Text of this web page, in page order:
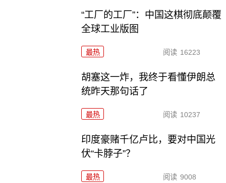
“工厂的工厂”：中国这棋彻底颠覆
全球工业版图
最热 阅读 16223
胡塞这一炸，我终于看懂伊朗总
统昨天那句话了
最热 阅读 10237
印度豪赌千亿卢比，要对中国光
伏“卡脖子”？
最热 阅读 9008